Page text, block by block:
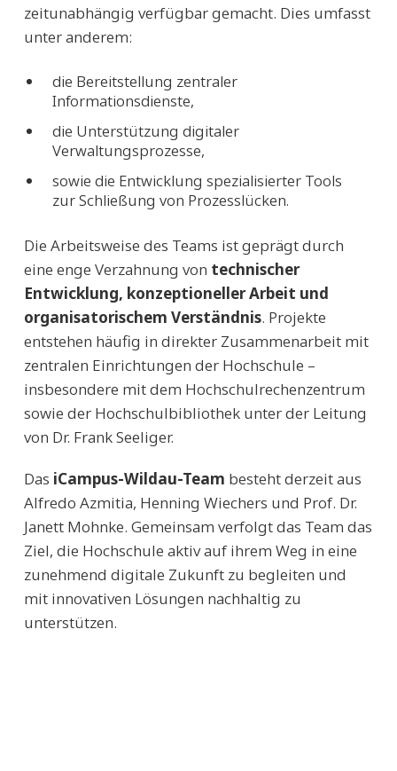
zeitunabhängig verfügbar gemacht. Dies umfasst
unter anderem:
die Bereitstellung zentraler
Informationsdienste,
die Unterstützung digitaler
Verwaltungsprozesse,
sowie die Entwicklung spezialisierter Tools
zur Schließung von Prozesslücken.
Die Arbeitsweise des Teams ist geprägt durch
eine enge Verzahnung von technischer
Entwicklung, konzeptioneller Arbeit und
organisatorischem Verständnis. Projekte
entstehen häufig in direkter Zusammenarbeit mit
zentralen Einrichtungen der Hochschule –
insbesondere mit dem Hochschulrechenzentrum
sowie der Hochschulbibliothek unter der Leitung
von Dr. Frank Seeliger.
Das iCampus-Wildau-Team besteht derzeit aus
Alfredo Azmitia, Henning Wiechers und Prof. Dr.
Janett Mohnke. Gemeinsam verfolgt das Team das
Ziel, die Hochschule aktiv auf ihrem Weg in eine
zunehmend digitale Zukunft zu begleiten und
mit innovativen Lösungen nachhaltig zu
unterstützen.